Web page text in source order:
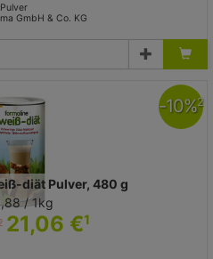
Pulver
GmbH & Co. KG
diät Pulver, 480 g
/ 1kg
21,06 €1
-10%2